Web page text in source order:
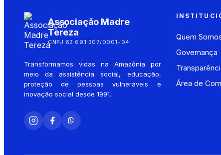
Associação Madre
Tereza
CNPJ 63.691.307/0001-04
Transformamos vidas na Amazônia por
meio da assistência social, educação,
proteção de pessoas vulneráveis e
inovação social desde 1991.
Quem
Governança
Área de